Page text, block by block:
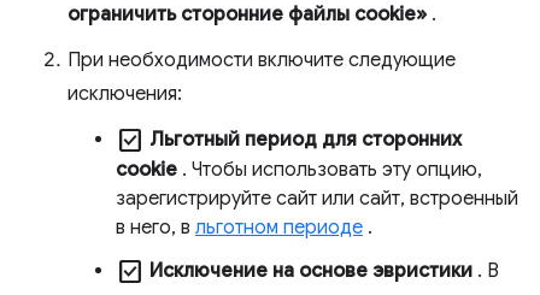
ограничить сторонние файлы cookie» .
При необходимости включите следующие
исключения:
check_box Льготный период для сторонних
cookie . Чтобы использовать эту опцию,
зарегистрируйте сайт или сайт, встроенный
в него, в льготном периоде .
check_box Исключение на основе эвристики . В